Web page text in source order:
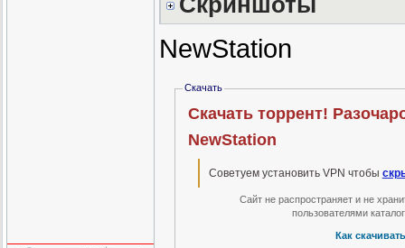
NewStation
Скачать
Скачать торрент!
NewStation
Советуем установить VPN чтобы
Сайт не распространяет и не
пользователями
Как